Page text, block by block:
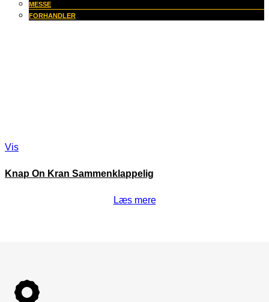
MESSE
FORHANDLER
Vis
Knap On Kran Sammenklappelig
Læs mere